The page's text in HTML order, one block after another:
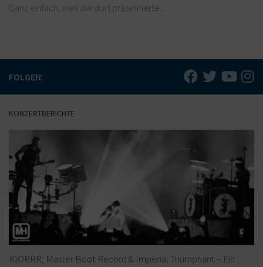
Ganz einfach, weil die dort präsentierte...
FOLGEN:
KONZERTBERICHTE
IGORRR, Master Boot Record & Imperial Triumphant – Ein